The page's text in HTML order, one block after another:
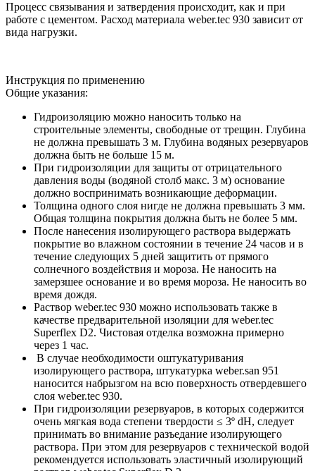
Процесс связывания и затвердения происходит, как и при
работе с цементом. Расход материала weber.tec 930 зависит от
вида нагрузки.
Инструкция по применению
Общие указания:
Гидроизоляцию можно наносить только на
строительные элементы, свободные от трещин. Глубина
не должна превышать 3 м. Глубина водяных резервуаров
должна быть не больше 15 м.
При гидроизоляции для защиты от отрицательного
давления воды (водяной столб макс. 3 м) основание
должно воспринимать возникающие деформации.
Толщина одного слоя нигде не должна превышать 3 мм.
Общая толщина покрытия должна быть не более 5 мм.
После нанесения изолирующего раствора выдержать
покрытие во влажном состоянии в течение 24 часов и в
течение следующих 5 дней защитить от прямого
солнечного воздействия и мороза. Не наносить на
замерзшее основание и во время мороза. Не наносить во
время дождя.
Раствор weber.tec 930 можно использовать также в
качестве предварительной изоляции для weber.tec
Superflex D2. Чистовая отделка возможна примерно
через 1 час.
В случае необходимости оштукатуривания
изолирующего раствора, штукатурка weber.san 951
наносится набрызгом на всю поверхность отвердевшего
слоя weber.tec 930.
При гидроизоляции резервуаров, в которых содержится
очень мягкая вода степени твердости ≤ 3º dH, следует
принимать во внимание разъедание изолирующего
раствора. При этом для резервуаров с технической водой
рекомендуется использовать эластичный изолирующий